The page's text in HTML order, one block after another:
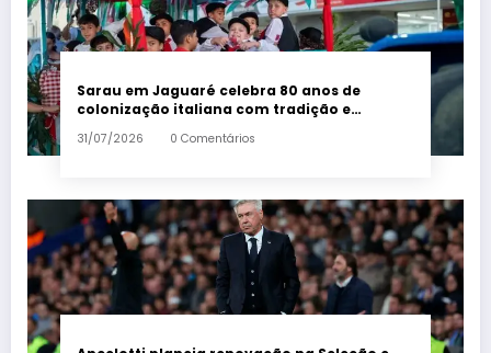
Sarau em Jaguaré celebra 80 anos de
colonização italiana com tradição e
trambolhão da polenta – Em Dia ES
31/07/2026 0 Comentários